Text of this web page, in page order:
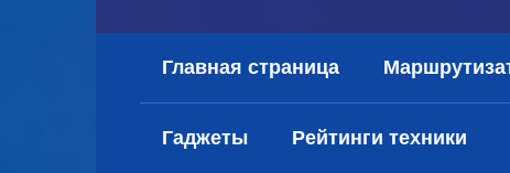
Главная страница
Гаджеты Рейтинги техники